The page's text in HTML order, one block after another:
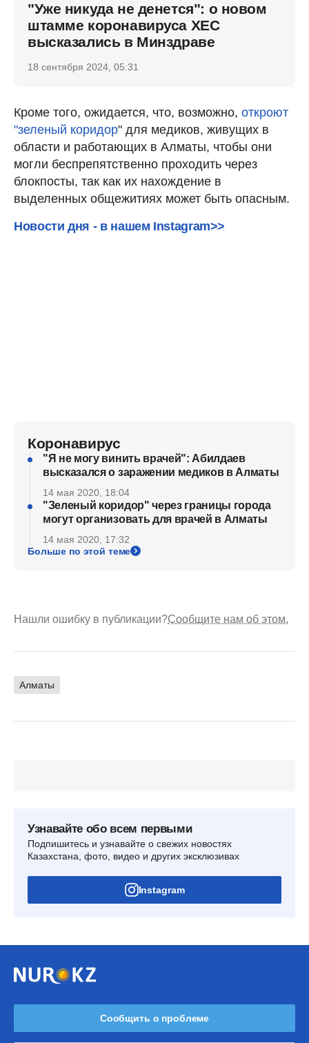
"Уже никуда не денется": о новом
штамме коронавируса ХЕС
высказались в Минздраве
18 сентября 2024, 05:31
Кроме того, ожидается, что, возможно, откроют
"зеленый коридор" для медиков, живущих в
области и работающих в Алматы, чтобы они
могли беспрепятственно проходить через
блокпосты, так как их нахождение в
выделенных общежитиях может быть опасным.
Новости дня - в нашем Instagram>>
Коронавирус
"Я не могу винить врачей": Абилдаев
высказался о заражении медиков в Алматы
14 мая 2020, 18:04
"Зеленый коридор" через границы города
могут организовать для врачей в Алматы
14 мая 2020, 17:32
Больше по этой теме
Нашли ошибку в публикации?Сообщите нам об этом.
Алматы
Узнавайте обо всем первыми
Подпишитесь и узнавайте о свежих новостях
Казахстана, фото, видео и других эксклюзивах
Instagram
Сообщить о проблеме